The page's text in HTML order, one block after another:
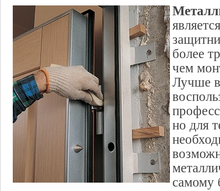
более
чем
Лучше
но для
самому